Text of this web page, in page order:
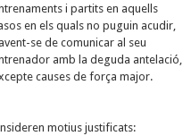
i partits en aquells
en els quals no puguin acudir,
se de comunicar al seu
amb la deguda antelació,
causes de força major.
motius justificats: